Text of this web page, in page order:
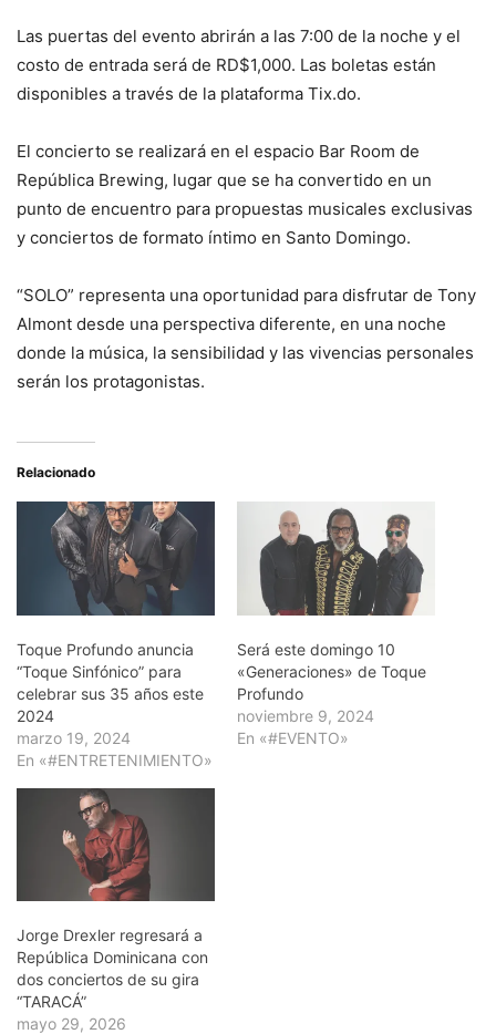
Las puertas del evento abrirán a las 7:00 de la noche y el
costo de entrada será de RD$1,000. Las boletas están
disponibles a través de la plataforma Tix.do.
El concierto se realizará en el espacio Bar Room de
República Brewing, lugar que se ha convertido en un
punto de encuentro para propuestas musicales exclusivas
y conciertos de formato íntimo en Santo Domingo.
“SOLO” representa una oportunidad para disfrutar de Tony
Almont desde una perspectiva diferente, en una noche
donde la música, la sensibilidad y las vivencias personales
serán los protagonistas.
Relacionado
Toque Profundo anuncia
“Toque Sinfónico” para
celebrar sus 35 años este
2024
marzo 19, 2024
En «#ENTRETENIMIENTO»
Será este domingo 10
«Generaciones» de Toque
Profundo
noviembre 9, 2024
En «#EVENTO»
Jorge Drexler regresará a
República Dominicana con
dos conciertos de su gira
“TARACÁ”
mayo 29, 2026